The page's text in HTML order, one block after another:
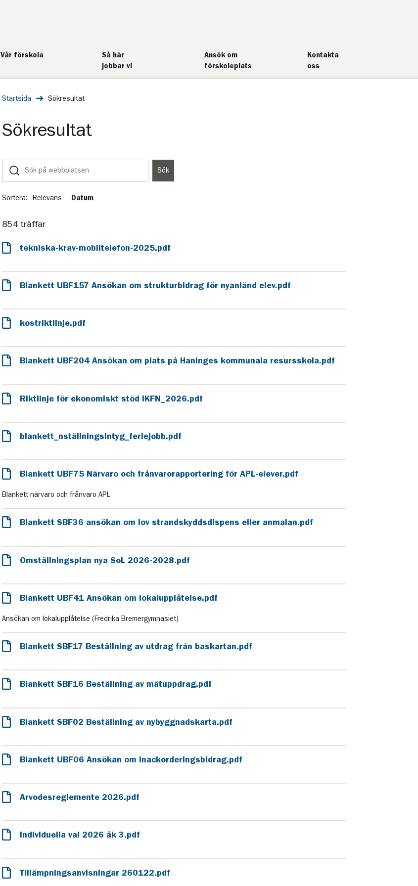
Vår förskola
Så här
jobbar vi
Ansök om
förskoleplats
Kontakta
oss
Startsida Sökresultat
Sökresultat
Sök
Sök
Sortera: Relevans Datum
854 träffar
tekniska-krav-mobiltelefon-2025.pdf
Blankett UBF157 Ansökan om strukturbidrag för nyanländ elev.pdf
kostriktlinje.pdf
Blankett UBF204 Ansökan om plats på Haninges kommunala resursskola.pdf
Riktlinje för ekonomiskt stöd IKFN_2026.pdf
blankett_nställningsintyg_feriejobb.pdf
Blankett UBF75 Närvaro och frånvarorapportering för APL-elever.pdf
Blankett närvaro och frånvaro APL
Blankett SBF36 ansökan om lov strandskyddsdispens eller anmalan.pdf
Omställningsplan nya SoL 2026-2028.pdf
Blankett UBF41 Ansökan om lokalupplåtelse.pdf
Ansökan om lokalupplåtelse (Fredrika Bremergymnasiet)
Blankett SBF17 Beställning av utdrag från baskartan.pdf
Blankett SBF16 Beställning av mätuppdrag.pdf
Blankett SBF02 Beställning av nybyggnadskarta.pdf
Blankett UBF06 Ansökan om inackorderingsbidrag.pdf
Arvodesreglemente 2026.pdf
Individuella val 2026 åk 3.pdf
Tillämpningsanvisningar 260122.pdf